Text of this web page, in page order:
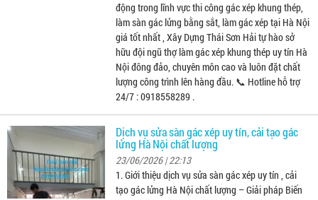
động trong lĩnh vực thi công gác xép khung thép,
làm sàn gác lửng bằng sắt, làm gác xép tại Hà Nội
giá tốt nhất , Xây Dựng Thái Sơn Hải tự hào sở
hữu đội ngũ thợ làm gác xép khung thép uy tín Hà
Nội đông đảo, chuyên môn cao và luôn đặt chất
lượng công trình lên hàng đầu. 📞 Hotline hỗ trợ
24/7 : 0918558289 .
Dịch vụ sửa sàn gác xép uy tín, cải tạo gác
lửng Hà Nội chất lượng
23/06/2026 | 22:13
1. Giới thiệu dịch vụ sửa sàn gác xép uy tín , cải
tạo gác lửng Hà Nội chất lượng – Giải pháp Biến